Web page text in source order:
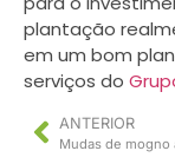
plantação
em um bom
serviços do
ANTERIOR